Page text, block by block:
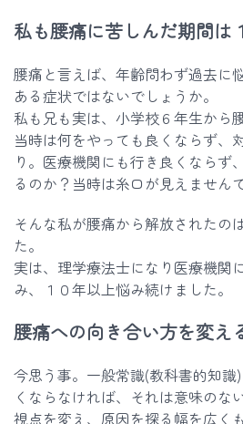
私も腰痛に苦しんだ期間は
腰痛と言えば、年齢問わず過去に
ある症状ではないでしょうか。
私も兄も実は、小学校６年生から
当時は何をやっても良くならず、
り。医療機関にも行き良くならず
るのか？当時は糸口が見えません
そんな私が腰痛から解放されたの
た。
実は、理学療法士になり医療機関
み、１０年以上悩み続けました。
腰痛への向き合い方を変え
今思う事。一般常識(教科書的知識
くならなければ、それは意味のな
視点を変え、原因を探る幅を広く